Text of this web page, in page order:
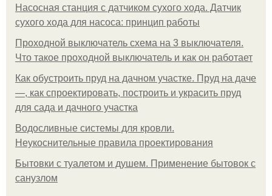
Насосная станция с датчиком сухого хода. Датчик
сухого хода для насоса: принцип работы
Проходной выключатель схема на 3 выключателя.
Что такое проходной выключатель и как он работает
Как обустроить пруд на дачном участке. Пруд на даче
—, как спроектировать, построить и украсить пруд
для сада и дачного участка
Водосливные системы для кровли.
Неукоснительные правила проектирования
Бытовки с туалетом и душем. Применение бытовок с
санузлом